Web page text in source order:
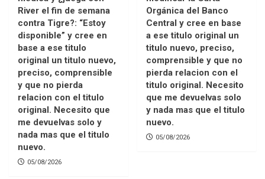
River el fin de semana
contra Tigre?: “Estoy
disponible” y cree en
base a ese titulo
original un titulo nuevo,
preciso, comprensible
y que no pierda
relacion con el titulo
original. Necesito que
me devuelvas solo y
nada mas que el titulo
nuevo.
05/08/2026
Orgánica del Banco
Central y cree en base
a ese titulo original un
titulo nuevo, preciso,
comprensible y que no
pierda relacion con el
titulo original. Necesito
que me devuelvas solo
y nada mas que el titulo
nuevo.
05/08/2026